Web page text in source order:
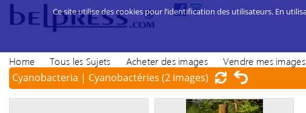
Home Tous les Sujets Acheter des images Vendre mes images
Cyanobacteria | Cyanobactéries (2 images)
Ce site utilise des cookies pour l’identification des utilisateurs. En